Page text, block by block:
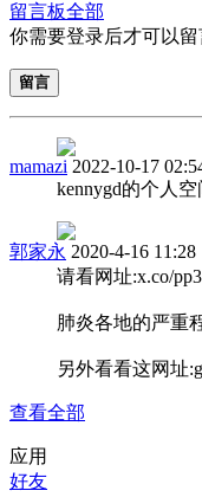
留言板全部
你需要登录后才可以留
留言
mamazi 2022-10-17
kennygd的个人空
郭家永 2020-4-16 11:28
请看网址:x.co/pp3
肺炎各地的严重
另外看看这网址
查看全部
应用
好友